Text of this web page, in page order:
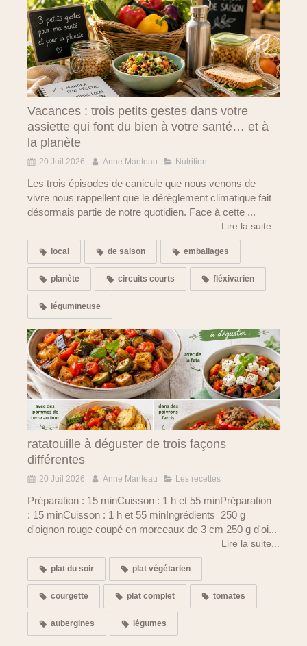
Vacances : trois petits gestes dans votre
assiette qui font du bien à votre santé… et à
la planète
20 Juil 2026 Anne Manteau Nutrition
Les trois épisodes de canicule que nous venons de
vivre nous rappellent que le dérèglement climatique fait
désormais partie de notre quotidien. Face à cette ...
Lire la suite...
local de saison emballages
planète circuits courts fléxivarien
légumineuse
ratatouille à déguster de trois façons
différentes
20 Juil 2026 Anne Manteau Les recettes
Préparation : 15 minCuisson : 1 h et 55 minPréparation
: 15 minCuisson : 1 h et 55 minIngrédients 250 g
d'oignon rouge coupé en morceaux de 3 cm 250 g d'oi...
Lire la suite...
plat du soir plat végétarien
courgette plat complet tomates
aubergines légumes